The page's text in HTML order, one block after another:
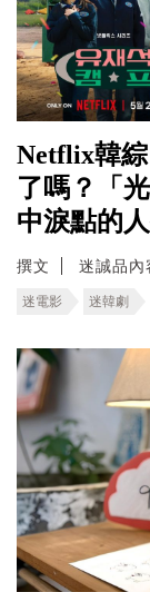
Netflix韓
了嗎？「
中淚點的
撰文 迷誠品內
迷電影 迷韓劇